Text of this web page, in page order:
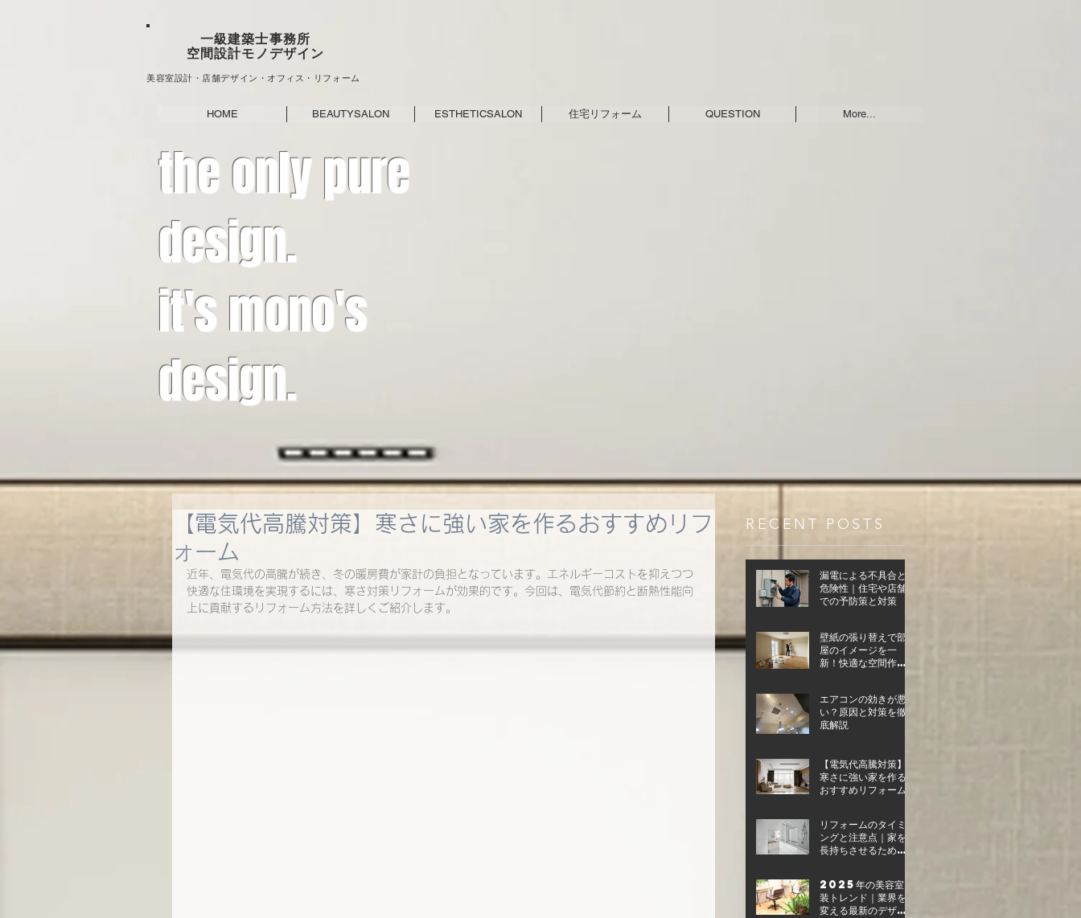
一級建築士事務所
空間設計モノデザイン
美容室設計 ・ 店舗デザイン・オフィス ・ リフォーム
HOME BEAUTYSALON ESTHETICSALON 住宅リフォーム QUESTION More...
【電気代高騰対策】寒さに強い家を作るおすすめリフ
ォーム
近年、電気代の高騰が続き、冬の暖房費が家計の負担となっています。エネルギーコストを抑えつつ
快適な住環境を実現するには、寒さ対策リフォームが効果的です。今回は、電気代節約と断熱性能向
上に貢献するリフォーム方法を詳しくご紹介します。
RECENT POSTS
漏電による不具合と
危険性｜住宅や店舗
での予防策と対策
壁紙の張り替えで部
屋のイメージを一
新！快適な空間作り
エアコンの効きが悪
い？原因と対策を徹
底解説
【電気代高騰対策】
寒さに強い家を作る
おすすめリフォーム
リフォームのタイミ
ングと注意点｜家を
長持ちさせるための
2025年の美容室内
装トレンド｜業界を
変える最新のデザイ
the only pure
design.
it's mono's
design.